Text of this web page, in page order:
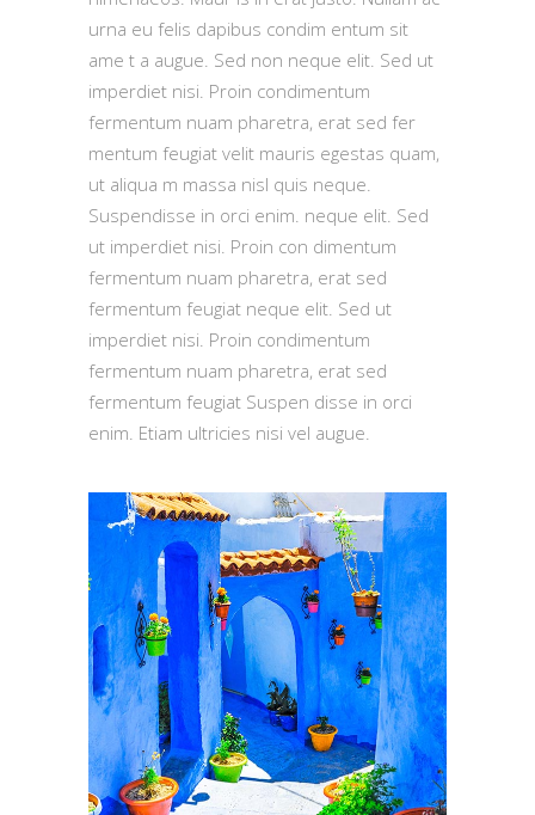
urna eu felis dapibus condim entum sit
ame t a augue. Sed non neque elit. Sed ut
imperdiet nisi. Proin condimentum
fermentum nuam pharetra, erat sed fer
mentum feugiat velit mauris egestas quam,
ut aliqua m massa nisl quis neque.
Suspendisse in orci enim. neque elit. Sed
ut imperdiet nisi. Proin con dimentum
fermentum nuam pharetra, erat sed
fermentum feugiat neque elit. Sed ut
imperdiet nisi. Proin condimentum
fermentum nuam pharetra, erat sed
fermentum feugiat Suspen disse in orci
enim. Etiam ultricies nisi vel augue.